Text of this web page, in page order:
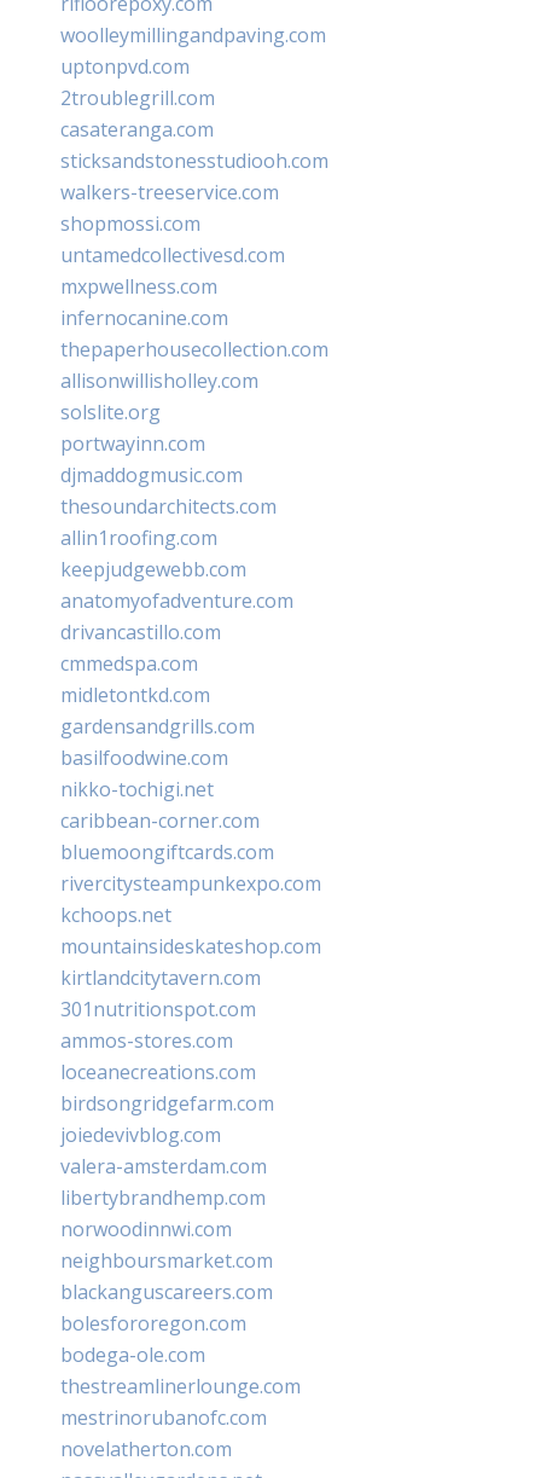
woolleymillingandpaving.com
uptonpvd.com
2troublegrill.com
casateranga.com
sticksandstonesstudiooh.com
walkers-treeservice.com
shopmossi.com
untamedcollectivesd.com
mxpwellness.com
infernocanine.com
thepaperhousecollection.com
allisonwillisholley.com
solslite.org
portwayinn.com
djmaddogmusic.com
thesoundarchitects.com
allin1roofing.com
keepjudgewebb.com
anatomyofadventure.com
drivancastillo.com
cmmedspa.com
midletontkd.com
gardensandgrills.com
basilfoodwine.com
nikko-tochigi.net
caribbean-corner.com
bluemoongiftcards.com
rivercitysteampunkexpo.com
kchoops.net
mountainsideskateshop.com
kirtlandcitytavern.com
301nutritionspot.com
ammos-stores.com
loceanecreations.com
birdsongridgefarm.com
joiedevivblog.com
valera-amsterdam.com
libertybrandhemp.com
norwoodinnwi.com
neighboursmarket.com
blackanguscareers.com
bolesfororegon.com
bodega-ole.com
thestreamlinerlounge.com
mestrinorubanofc.com
novelatherton.com